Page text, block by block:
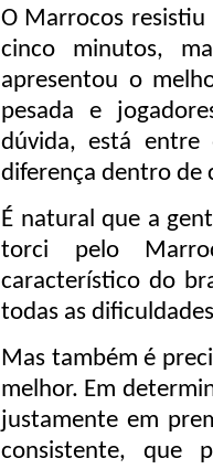
O Marrocos
cinco minutos,
apresentou o
pesada e
dúvida, está entre
diferença dentro de
É natural que a
torci pelo
característico do
todas as
Mas também é
melhor. Em
justamente em
consistente, que